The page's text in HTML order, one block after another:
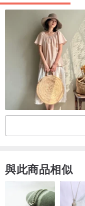
56cm
﹆衣服細節與穿搭建議
選用羊毛混紡，寬鬆高
在冬日達到保暖禦寒的
合多層次的穿搭。
與此商品相似